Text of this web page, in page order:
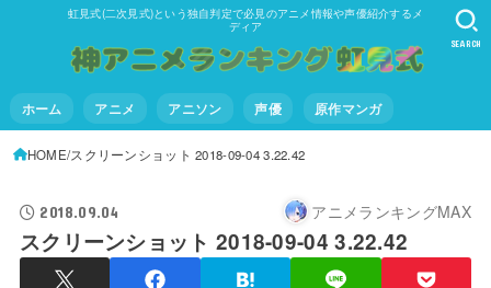
虹見式(二次見式)という独自判定で必見のアニメ情報や声優紹介するメ
ディア
ホーム アニメ アニソン 声優 原作マンガ
SEARCH
HOME スクリーンショット 2018-09-04 3.22.42
2018.09.04 アニメランキングMAX
スクリーンショット 2018-09-04 3.22.42